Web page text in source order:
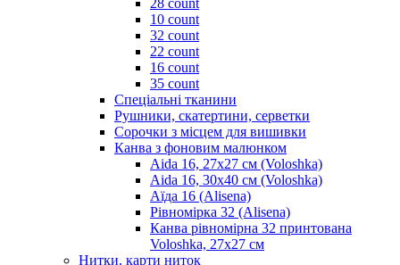
10 count
32 count
22 count
16 count
35 count
Спеціальні тканини
Рушники, скатертини, серветки
Сорочки з місцем для вишивки
Канва з фоновим малюнком
Aida 16, 27х27 см (Voloshka)
Aida 16, 30х40 см (Voloshka)
Аїда 16 (Alisena)
Рівномірка 32 (Alisena)
Канва рівномірна 32 принтована
Voloshka, 27х27 см
Нитки, карти ниток